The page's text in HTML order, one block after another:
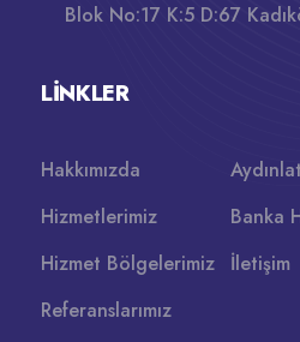
Blok No:17 K:5 D:67
LINKLER
Hakkımızda
Hizmetlerimiz
Hizmet Bölgelerimiz
Referanslarımız
Banka
İletişim